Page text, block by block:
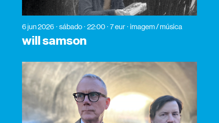
6 jun 2026 sábado 22:00 7 eur imagem / música
will samson